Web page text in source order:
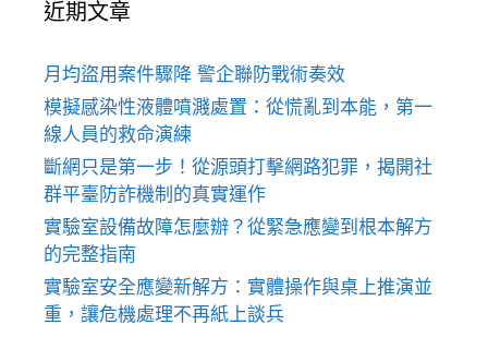
近期文章
月均盜用案件驟降 警企聯防戰術奏效
模擬感染性液體噴濺處置：從慌亂到本能，第一
線人員的救命演練
斷網只是第一步！從源頭打擊網路犯罪，揭開社
群平臺防詐機制的真實運作
實驗室設備故障怎麼辦？從緊急應變到根本解方
的完整指南
實驗室安全應變新解方：實體操作與桌上推演並
重，讓危機處理不再紙上談兵